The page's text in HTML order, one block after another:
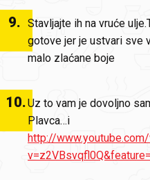
9. Stavljajte ih na vruće
gotove jer je ustvari sve
malo zlaćane boje
10.Uz to vam je dovoljno
Plavca…i
http://